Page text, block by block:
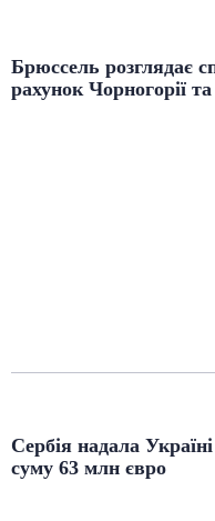
Брюссель розглядає
рахунок Чорногорії та
Сербія надала
суму 63 млн євро